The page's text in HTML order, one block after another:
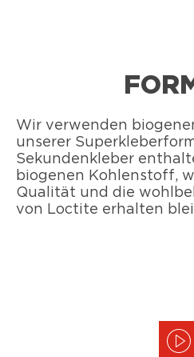
Wir verwenden
unserer
Sekundenkleber
biogenen Kohlenstoff,
Qualität und die
von Loctite erhalten